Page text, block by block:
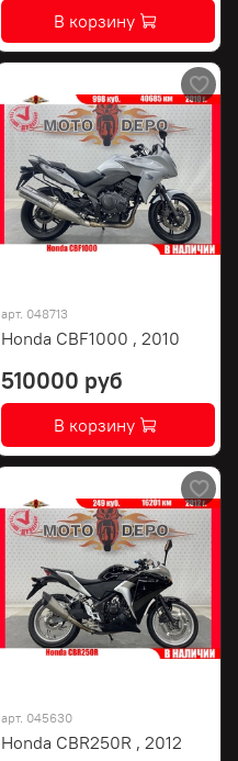
В корзину
арт. 048713
Honda CBF1000 , 2010
510000 руб
В корзину
арт. 045630
Honda CBR250R , 2012